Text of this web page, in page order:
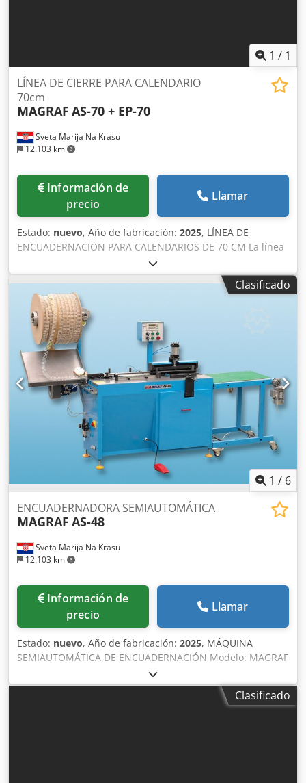
1 / 1
Sveta Marija Na Krasu
12.103 km
LÍNEA DE CIERRE PARA CALENDARIO
70cm
MAGRAF AS-70 + EP-70
Información de
precio
Llamar
Estado: nuevo, Año de fabricación: 2025, LÍNEA DE
ENCUADERNACIÓN PARA CALENDARIOS DE 70 CM La línea
consta de las siguientes máquinas: 1. MÁQUINA DE
PERFORACIÓN MAGRAF, modelo EP-70 Cedpfx
Aajfdzwnjierf 2. MÁQUINA DE ENCUADERNACIÓN
SEMIAUTOMÁTICA MAGRAF, modelo AS-70
Clasificado
1 / 6
Sveta Marija Na Krasu
12.103 km
ENCUADERNADORA SEMIAUTOMÁTICA
MAGRAF AS-48
Información de
precio
Llamar
Estado: nuevo, Año de fabricación: 2025, MÁQUINA
SEMIAUTOMÁTICA DE ENCUADERNACIÓN Modelo: MAGRAF
AS-48 NUEVO Cjdpfx Ajbyhgweaierf Permite una gran
flexibilidad de uso, ya que admite 11 diámetros de
alambre diferentes sin necesidad de cambiar lasClasificado